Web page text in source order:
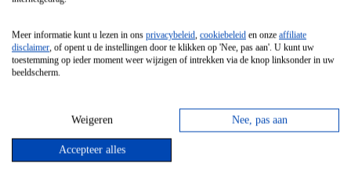
Vrijstaande Magnetron
Vrijstaande Kookplaat
Inbouw Gaskookplaat
Inbouw Keramische Kookplaat
Kookplaat Accessoires
Meer informatie kunt u lezen in ons privacybeleid, cookiebeleid en onze affiliate
disclaimer, of opent u de instellingen door te klikken op 'Nee, pas aan'. U kunt uw
toestemming op ieder moment weer wijzigen of intrekken via de knop linksonder in uw
beeldscherm.
Weigeren Nee, pas aan
Accepteer alles